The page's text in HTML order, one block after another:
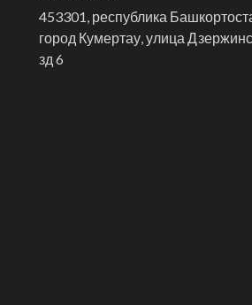
453301, республика
город Кумертау, улица
зд 6